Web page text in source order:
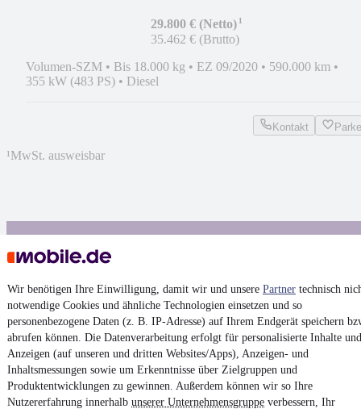
Wir benötigen Ihre Einwilligung, damit wir und unsere Partner technisch
notwendige Cookies und ähnliche Technologien einsetzen und so
personenbezogene Daten (z. B. IP-Adresse) auf Ihrem Endgerät speichern
abrufen können. Die Datenverarbeitung erfolgt für personalisierte Inhalte und
Anzeigen (auf unseren und dritten Websites/Apps), Anzeigen- und
Inhaltsmessungen sowie um Erkenntnisse über Zielgruppen und
Produktentwicklungen zu gewinnen. Außerdem können wir so Ihre
Nutzererfahrung innerhalb unserer Unternehmensgruppe verbessern, Ihr
29.800 € (Netto)¹
35.462 € (Brutto)
Volumen-SZM • Bis 18.000 kg • EZ 09/2020 • 590.000 km •
355 kW (483 PS) • Diesel
Kontakt
¹MwSt. ausweisbar
4.6 Sterne
Nutze mobile.de schnell und einfach
Impressum
AGB
Vertrag widerrufen
Datenschutz